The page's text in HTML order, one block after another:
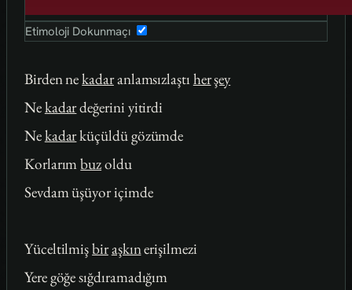
Etimoloji Dokunmaçı
Birden nekadaranlamsızlaştı herşey
Nekadardeğerini yitirdi
Nekadarküçüldü gözümde
Korlarımbuzoldu
Sevdam üşüyor içimde
Yüceltilmişbiraşkınerişilmezi
Yere göğe sığdıramadığım